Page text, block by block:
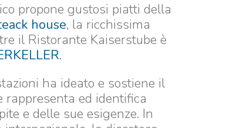
propone gustosi piatti della
house, la ricchissima
il Ristorante Kaiserstube è
ha ideato e sostiene il
rappresenta ed identifica
e delle sue esigenze. In